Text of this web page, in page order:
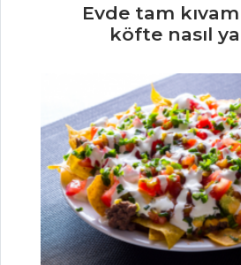
Hamur İşleri Tüm
Tarifleri
MEZELER
Babagannuş
Midye Dolma
Patlıcan Mezesi
Mezeler Tüm
Tarifleri
Evde tam
köfte nasıl